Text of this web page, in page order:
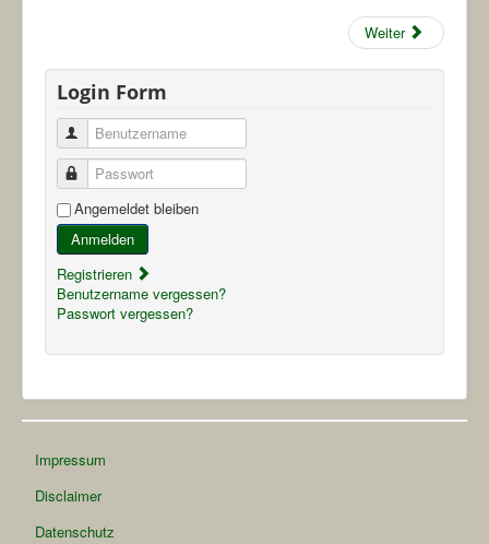
Weiter
Login Form
Benutzername
Passwort
Angemeldet bleiben
Anmelden
Registrieren
Benutzername vergessen?
Passwort vergessen?
Impressum
Disclaimer
Datenschutz